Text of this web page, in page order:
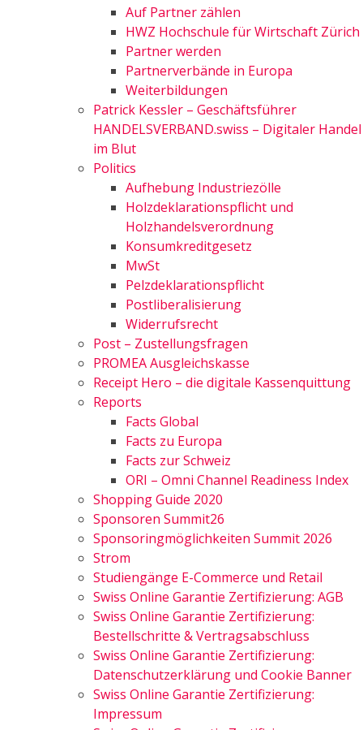
Auf Partner zählen
HWZ Hochschule für Wirtschaft Zürich
Partner werden
Partnerverbände in Europa
Weiterbildungen
Patrick Kessler – Geschäftsführer
HANDELSVERBAND.swiss – Digitaler Handel
im Blut
Politics
Aufhebung Industriezölle
Holzdeklarationspflicht und
Holzhandelsverordnung
Konsumkreditgesetz
MwSt
Pelzdeklarationspflicht
Postliberalisierung
Widerrufsrecht
Post – Zustellungsfragen
PROMEA Ausgleichskasse
Receipt Hero – die digitale Kassenquittung
Reports
Facts Global
Facts zu Europa
Facts zur Schweiz
ORI – Omni Channel Readiness Index
Shopping Guide 2020
Sponsoren Summit26
Sponsoringmöglichkeiten Summit 2026
Strom
Studiengänge E-Commerce und Retail
Swiss Online Garantie Zertifizierung: AGB
Swiss Online Garantie Zertifizierung:
Bestellschritte & Vertragsabschluss
Swiss Online Garantie Zertifizierung:
Datenschutzerklärung und Cookie Banner
Swiss Online Garantie Zertifizierung:
Impressum